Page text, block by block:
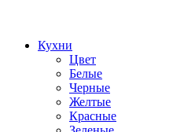
Кухни
Цвет
Белые
Черные
Желтые
Красные